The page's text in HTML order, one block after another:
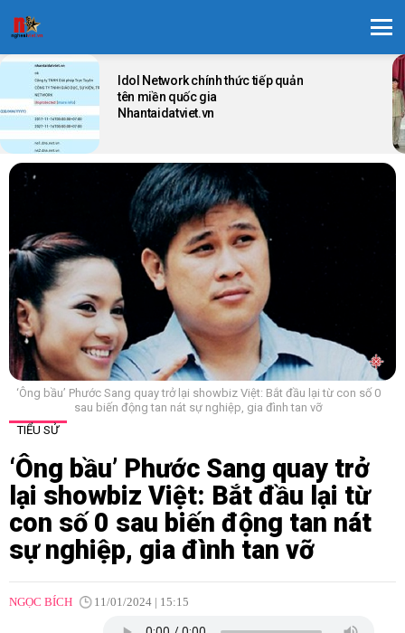
LATEST
STORIES
Idol Network chính thức tiếp quản
tên miền quốc gia
Nhantaidatviet.vn
‘Ông bầu’ Phước Sang quay trở lại showbiz Việt: Bắt đầu lại từ con số 0
sau biến động tan nát sự nghiệp, gia đình tan vỡ
TIỂU SỬ
‘Ông bầu’ Phước Sang quay trở
lại showbiz Việt: Bắt đầu lại từ
con số 0 sau biến động tan nát
sự nghiệp, gia đình tan vỡ
NGỌC BÍCH 11/01/2024 | 15:15